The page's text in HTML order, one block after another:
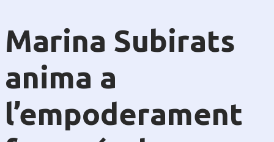
Marina Subirats
anima a
l’empoderament